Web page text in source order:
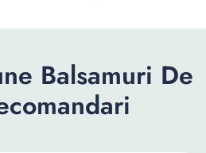
Balsamuri De